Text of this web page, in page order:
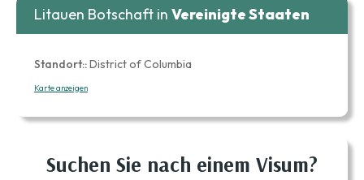
Litauen Botschaft in Vereinigte Staaten
Standort::District of Columbia
Karte anzeigen
Suchen Sie nach einem Visum?